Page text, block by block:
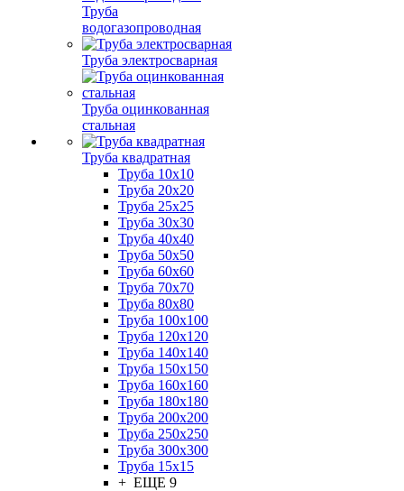
Труба
водогазопроводная
Труба электросварная
Труба оцинкованная
стальная
Труба квадратная
Труба 10x10
Труба 20x20
Труба 25x25
Труба 30x30
Труба 40x40
Труба 50x50
Труба 60x60
Труба 70x70
Труба 80x80
Труба 100x100
Труба 120x120
Труба 140x140
Труба 150x150
Труба 160x160
Труба 180x180
Труба 200x200
Труба 250x250
Труба 300x300
Труба 15x15
+ ЕЩЕ 9